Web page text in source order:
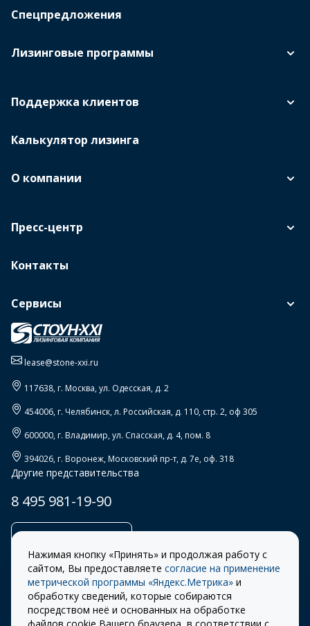
Спецпредложения
Лизинговые программы
Поддержка клиентов
Калькулятор лизинга
О компании
Пресс-центр
Контакты
Сервисы
lease@stone-xxi.ru
117638, г. Москва,ул. Одесская, д. 2
454006, г. Челябинск,л. Российская, д. 110, стр. 2, оф 305
600000, г. Владимир,ул. Спасская, д. 4, пом. 8
394026, г. Воронеж,Московский пр-т, д. 7е, оф. 318
Другие представительства
8 495 981-19-90
Разработка сайта –
ITECH
Правила
использования cookie
Нажимая кнопку «Принять» и продолжая работу с
сайтом, Вы предоставляете согласие на применение
метрической программы «Яндекс.Метрика» и
обработку сведений, которые собираются
посредством неё и основанных на обработке